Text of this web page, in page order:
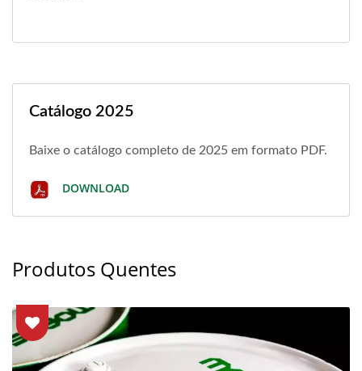
Catálogo 2025
Baixe o catálogo completo de 2025 em formato PDF.
DOWNLOAD
Produtos Quentes